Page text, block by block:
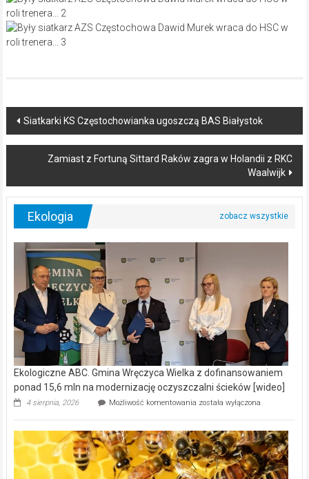
Post
navigation
Siatkarki KS Częstochowianka ugoszczą BAS Białystok
Zamiast z Fortuną Sittard Raków zagra w Holandii z RKC
Waalwijk
Ekologia
Ekologiczne ABC. Gmina Wręczyca Wielka z dofinansowaniem
ponad 15,6 mln na modernizację oczyszczalni ścieków [wideo]
4 sierpnia, 2026 Możliwość komentowania Ekologiczne
Wręczyca
Wielka
z
dofinansowaniem
została wyłączona